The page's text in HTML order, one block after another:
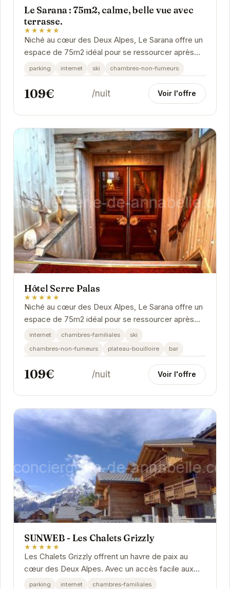
Le Sarana : 75m2, calme, belle vue avec
terrasse.
★★★★★
Niché au cœur des Deux Alpes, Le Sarana offre un
espace de 75m2 idéal pour se ressourcer après
une journée en montagne. Son calme, sa terrasse...
parking internet ski chambres-non-fumeurs
109€ /nuit Voir l'offre
Hôtel Serre Palas
★★★★★
Niché au cœur des Deux Alpes, Le Sarana offre un
espace de 75m2 idéal pour se ressourcer après
une journée en montagne. Son calme, sa terrasse...
internet chambres-familiales
ski
chambres-non-fumeurs
plateau-bouilloire bar
109€ /nuit Voir l'offre
SUNWEB - Les Chalets Grizzly
★★★★★
Les Chalets Grizzly offrent un havre de paix au
cœur des Deux Alpes. Avec un accès facile aux
pistes de ski et une vue imprenable sur les...
parking internet
chambres-familiales